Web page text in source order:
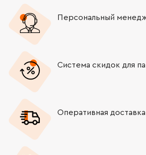
Персональный
Система скидок для
Оперативная